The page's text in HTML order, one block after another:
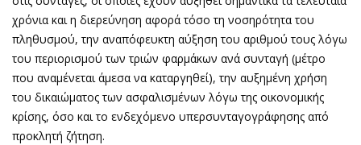
χρόνια και η διερεύνηση αφορά τόσο τη νοσηρότητα του
πληθυσμού, την αναπόφευκτη αύξηση του αριθμού τους λόγω
του περιορισμού των τριών φαρμάκων ανά συνταγή (μέτρο
που αναμένεται άμεσα να καταργηθεί), την αυξημένη χρήση
του δικαιώματος των ασφαλισμένων λόγω της οικονομικής
κρίσης, όσο και το ενδεχόμενο υπερσυνταγογράφησης από
προκλητή ζήτηση.